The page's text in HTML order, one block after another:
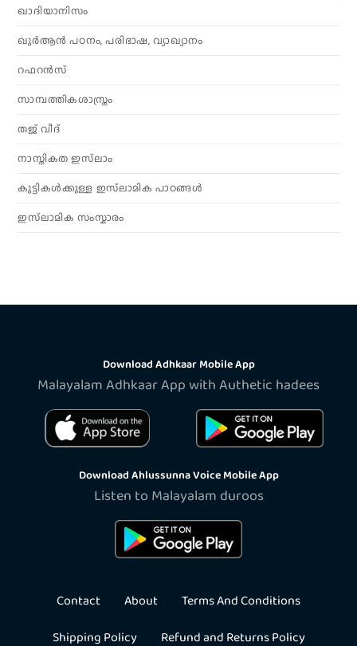
ഖാദിയാനിസം
ഖുർആൻ പഠനം, പരിഭാഷ, വ്യാഖ്യാനം
റഫറൻസ്
സാമ്പത്തികശാസ്ത്രം
തജ് വീദ്
നാസ്തികത ഇസ്‌ലാം
കുട്ടികൾക്കുള്ള ഇസ്‌ലാമിക പാഠങ്ങൾ
ഇസ്‌ലാമിക സംസ്കാരം
Download Adhkaar Mobile App
Malayalam Adhkaar App with Authetic hadees
Download Ahlussunna Voice Mobile App
Listen to Malayalam duroos
Contact About
Terms And Conditions
Shipping Policy
Refund and Returns Policy